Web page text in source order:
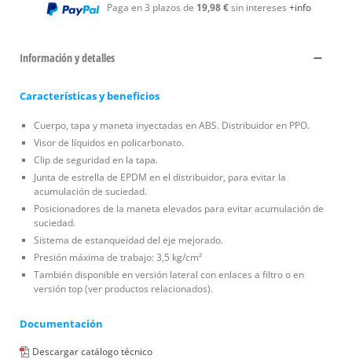
Paga en 3 plazos de 19,98 €sin intereses +info
Información y detalles
Características y beneficios
Cuerpo, tapa y maneta inyectadas en ABS. Distribuidor en PPO.
Visor de líquidos en policarbonato.
Clip de seguridad en la tapa.
Junta de estrella de EPDM en el distribuidor, para evitar la
acumulación de suciedad.
Posicionadores de la maneta elevados para evitar acumulación de
suciedad.
Sistema de estanqueidad del eje mejorado.
Presión máxima de trabajo: 3,5 kg/cm²
También disponible en versión lateral con enlaces a filtro o en
versión top (ver productos relacionados).
Documentación
Descargar catálogo técnico